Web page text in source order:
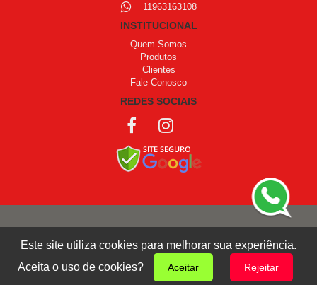
11963163108
INSTITUCIONAL
Quem Somos
Produtos
Clientes
Fale Conosco
REDES SOCIAIS
Giro Design
Este site utiliza cookies para melhorar sua experiência.
Aceita o uso de cookies?
Aceitar Rejeitar